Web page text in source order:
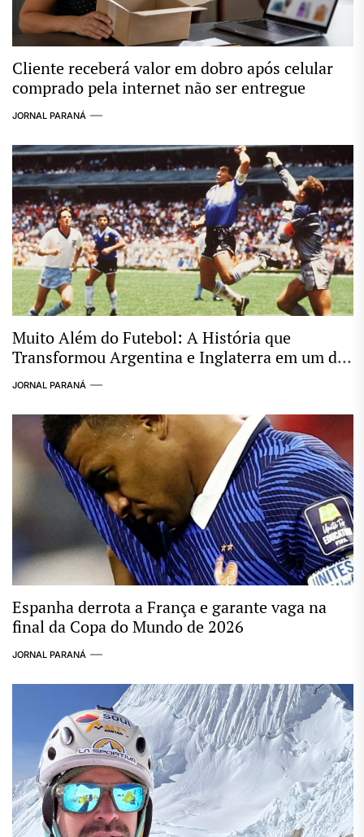
Cliente receberá valor em dobro após celular
comprado pela internet não ser entregue
JORNAL PARANÁ
Muito Além do Futebol: A História que
Transformou Argentina e Inglaterra em um dos
Maiores Clássicos das Copas
JORNAL PARANÁ
Espanha derrota a França e garante vaga na
final da Copa do Mundo de 2026
JORNAL PARANÁ